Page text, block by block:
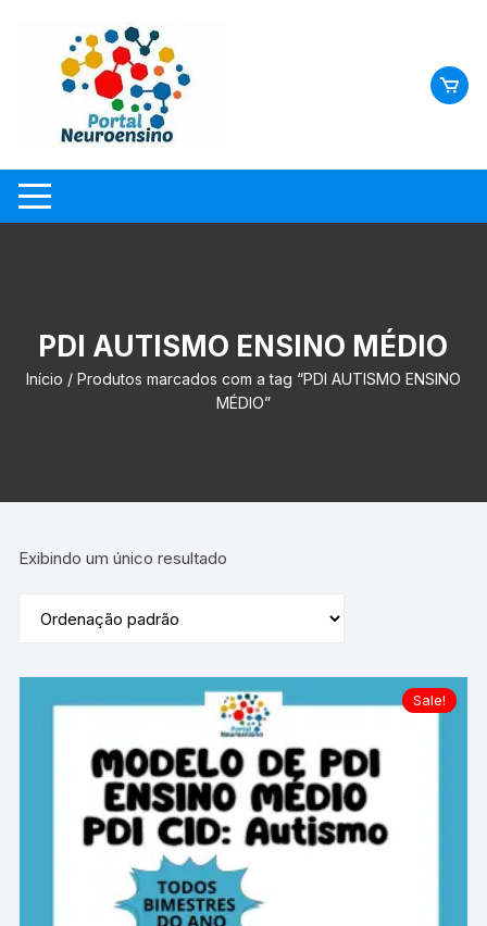
PDI AUTISMO ENSINO MÉDIO
Início / Produtos marcados com a tag “PDI AUTISMO ENSINO
MÉDIO”
Exibindo um único resultado
Sale!